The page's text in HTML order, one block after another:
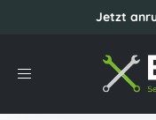
Jetzt
Toggle